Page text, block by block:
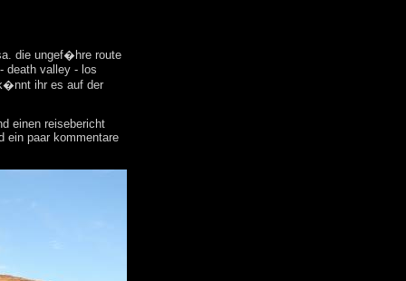
die ungef�hre route
death valley - los
ihr es auf der
einen reisebericht
ein paar kommentare